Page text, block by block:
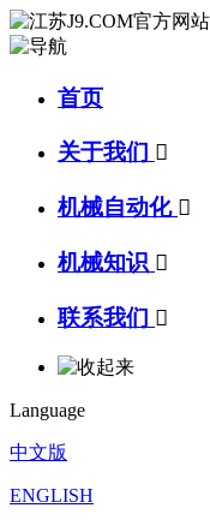
首页
关于我们 
机械自动化 
机械知识 
联系我们 
Language
中文版
ENGLISH